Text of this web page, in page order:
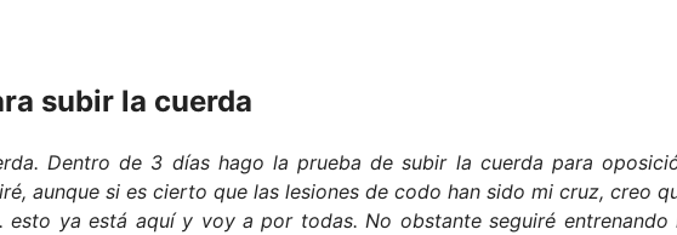
subir la cuerda
Dentro de 3 días hago la prueba de subir la cuerda para
aunque si es cierto que las lesiones de codo han sido mi cruz, creo
ya está aquí y voy a por todas. No obstante seguiré entrenando